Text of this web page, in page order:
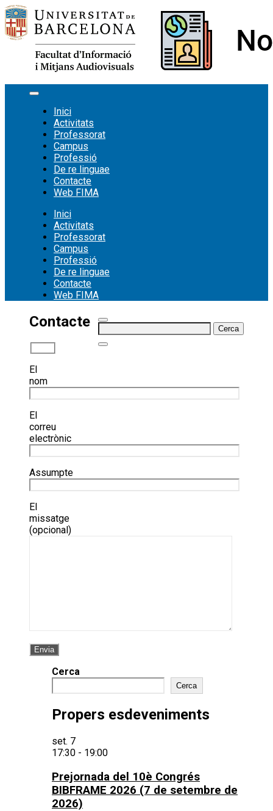
Vés
al
contingut
Inici
Activitats
Professorat
Campus
Professió
De re linguae
Contacte
Web FIMA
Inici
Activitats
Professorat
Campus
Professió
De re linguae
Contacte
Web FIMA
Cerca:
Contacte
El
nom
El
correu
electrònic
Assumpte
El
missatge
(opcional)
Cerca
Cerca
Propers esdeveniments
set. 7
17:30 - 19:00
Prejornada del 10è Congrés
BIBFRAME 2026 (7 de setembre de
2026)